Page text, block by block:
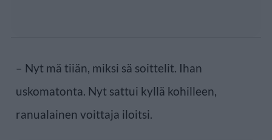
– Nyt mä tiiän, miksi sä soittelit. Ihan
uskomatonta. Nyt sattui kyllä kohilleen,
ranualainen voittaja iloitsi.